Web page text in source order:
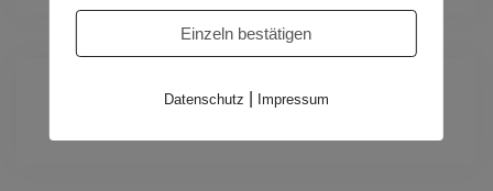
(Europe/Berlin)
Einzeln bestätigen
Datenschutz Impressum